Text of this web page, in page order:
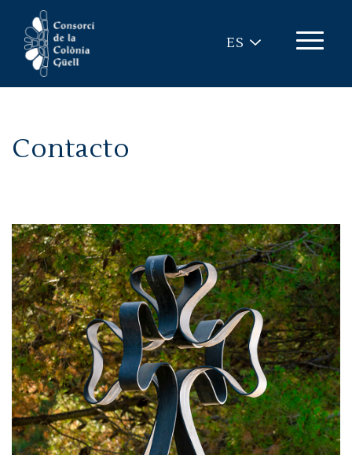
ES
Contacto
Imagen